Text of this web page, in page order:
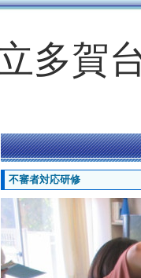
多賀
不審者対応研修